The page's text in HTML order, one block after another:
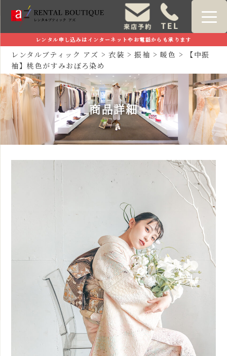
レンタル申し込みはインターネットやお電話からも承ります
レンタルブティック アズ >衣装 >振袖 > 暖色 >
【中振
袖】桃色がすみおぼろ染め
商品詳細